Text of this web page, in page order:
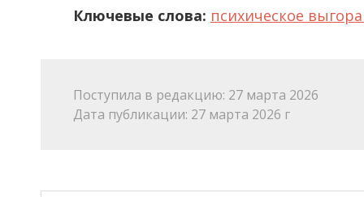
Ключевые слова: психическое
Поступила в редакцию: 27 марта 2026
Дата публикации: 27 марта 2026 г